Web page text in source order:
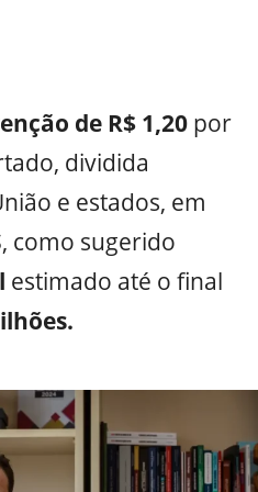
de R$ 1,20 por
dividida
e estados, em
, como sugerido
estimado até o final